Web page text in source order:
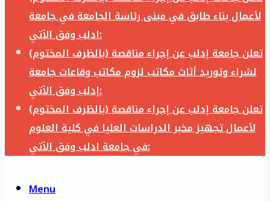
لأعمال بناء طابق في مبنى رئاسة الجامعة في جامعة
ادلب وفق الآتي:
تعلن جامعة إدلب عن إجراء مناقصة (بالظرف المختوم)
لشراء وتوريد أثاث مكاتب لزوم مكاتب وقاعات جامعة
إدلب وفق الآتي:
تعلن جامعة إدلب عن إجراء مناقصة (بالظرف المختوم)
لأعمال تجهيز مخبر الدراسات العليا في كلية العلوم
في جامعة ادلب وفق الآتي:
Menu